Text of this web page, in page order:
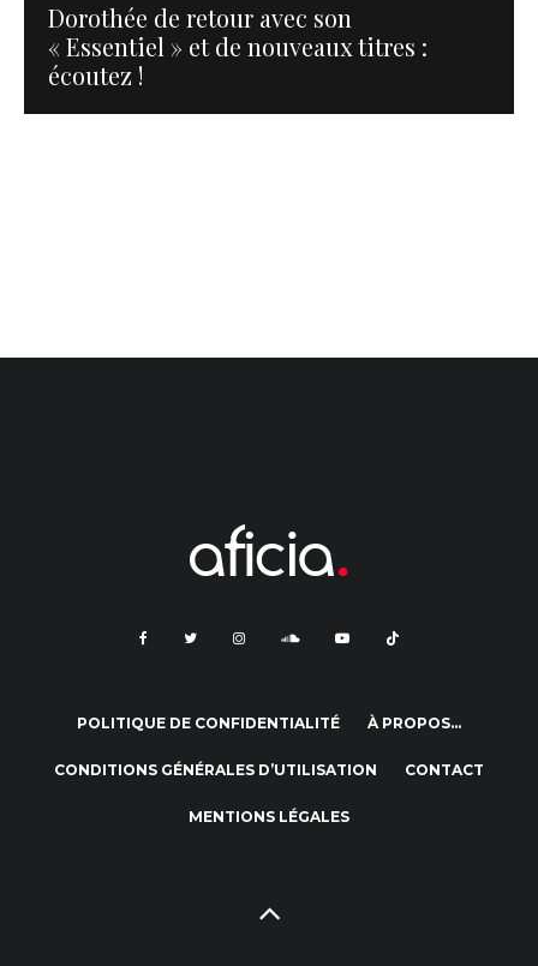
Dorothée de retour avec son
« Essentiel » et de nouveaux titres :
écoutez !
POLITIQUE DE CONFIDENTIALITÉ À PROPOS…
CONDITIONS GÉNÉRALES D’UTILISATION CONTACT
MENTIONS LÉGALES